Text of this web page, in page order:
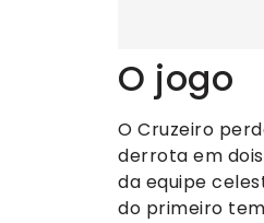
O jogo
O Cruzeiro
derrota em
da equipe
do primeiro